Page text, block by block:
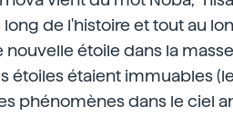
de l'histoire et tout au
étoile dans la
étoiles étaient immuables
phénomènes dans le ciel